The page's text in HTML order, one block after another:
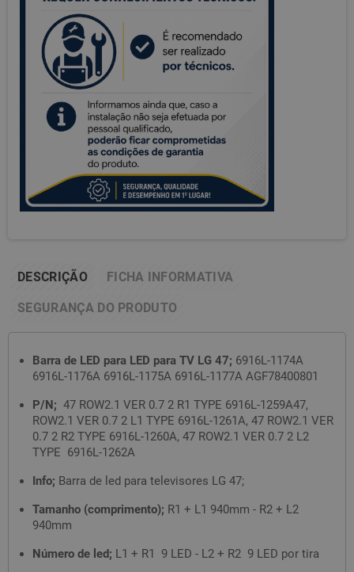
DESCRIÇÃO FICHA INFORMATIVA
SEGURANÇA DO PRODUTO
Barra de LED para LED para TV LG 47; 6916L-1174A
6916L-1176A 6916L-1175A 6916L-1177A AGF78400801
P/N; 47 ROW2.1 VER 0.7 2 R1 TYPE 6916L-1259A47,
ROW2.1 VER 0.7 2 L1 TYPE 6916L-1261A, 47 ROW2.1 VER
0.7 2 R2 TYPE 6916L-1260A, 47 ROW2.1 VER 0.7 2 L2
TYPE 6916L-1262A
Info; Barra de led para televisores LG 47;
Tamanho (comprimento); R1 + L1 940mm - R2 + L2
940mm
Número de led; L1 + R1 9 LED - L2 + R2 9 LED por tira